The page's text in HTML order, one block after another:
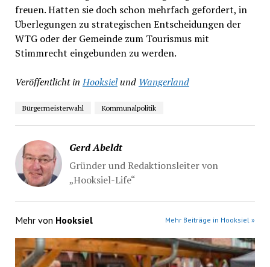
freuen. Hatten sie doch schon mehrfach gefordert, in
Überlegungen zu strategischen Entscheidungen der
WTG oder der Gemeinde zum Tourismus mit
Stimmrecht eingebunden zu werden.
Veröffentlicht in Hooksielund Wangerland
Bürgermeisterwahl Kommunalpolitik
Gerd Abeldt
Gründer und Redaktionsleiter von
„Hooksiel-Life“
Mehr von Hooksiel Mehr Beiträge in Hooksiel »